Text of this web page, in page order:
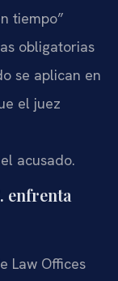
tiempo”
obligatorias
se aplican en
el juez
acusado.
enfrenta
Law Offices